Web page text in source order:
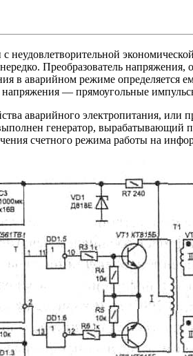
с неудовлетворительной
Преобразователь
в аварийном режиме определяется
— прямоугольные
аварийного электропитания,
генератор, вырабатывающий
счетного режима работы на